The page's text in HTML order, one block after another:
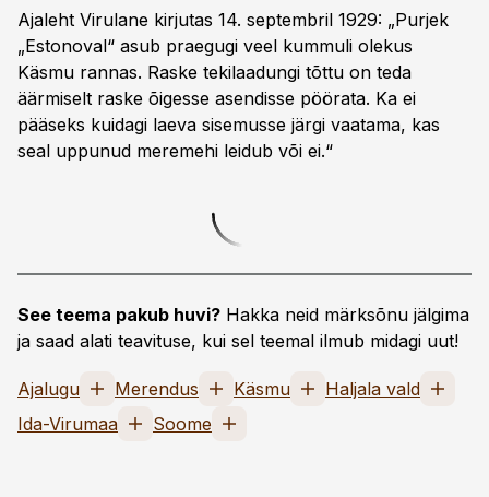
Ajaleht Virulane kirjutas 14. septembril 1929: „Purjek
„Estonoval“ asub praegugi veel kummuli olekus
Käsmu rannas. Raske tekilaadungi tõttu on teda
äärmiselt raske õigesse asendisse pöörata. Ka ei
pääseks kuidagi laeva sisemusse järgi vaatama, kas
seal uppunud meremehi leidub või ei.“
See teema pakub huvi? Hakka neid märksõnu jälgima
ja saad alati teavituse, kui sel teemal ilmub midagi uut!
Ajalugu Merendus Käsmu
Haljala vald
Ida-Virumaa
Soome